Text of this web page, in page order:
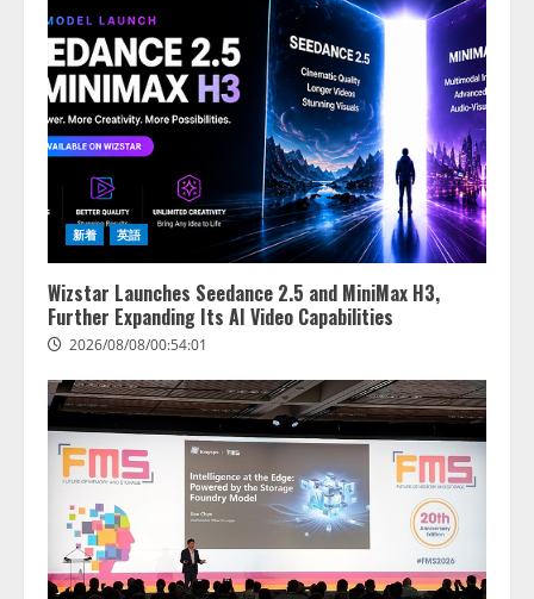
2
lmessage、MCP接続機能を強化
し、AIから設定操作できる機能を
拡充
2026/08/07/13:53:50
3
【2026年企業のAI導入・活用に関
する調査】AIを組織として導入で
きている企業は26.8％。AI導入企
業の68.0％が、自社でのAI導入・
活用は「上手くいっている」と回
2026/08/07/13:53:50
4
ナレッジワーク、AIエンジニア油
井 誠（@myui）が入社。「セール
スAIエージェントOS」「営業領域
の業界特化LLM」の開発とAI研究
開発をリード
2026/08/07/10:54:31
新着 英語
Wizstar Launches Seedance 2.5 and MiniMax H3,
Further Expanding Its AI Video Capabilities
2026/08/08/00:54:01